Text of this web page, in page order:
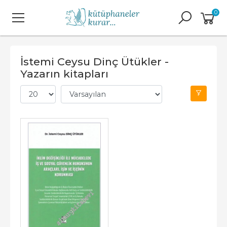
0
İstemi Ceysu Dinç Ütükler -
Yazarın kitapları